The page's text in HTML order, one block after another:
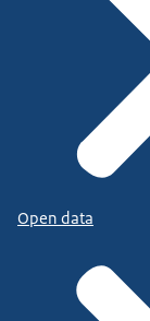
Open data